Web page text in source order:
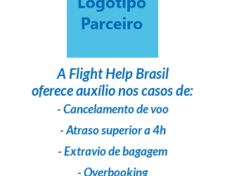
A Flight Help Brasil
oferece auxílio nos casos de:
- Cancelamento de voo
- Atraso superior a 4h
- Extravio de bagagem
- Overbooking